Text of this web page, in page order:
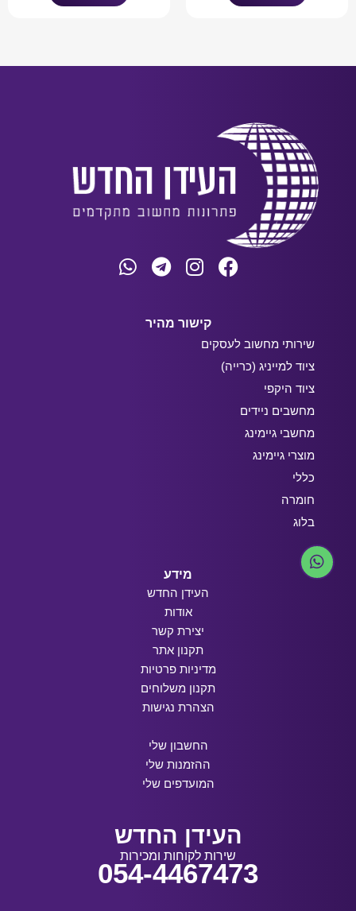
קישור מהיר
שירותי מחשוב לעסקים
ציוד למייניג (כרייה)
ציוד היקפי
מחשבים ניידים
מחשבי גיימינג
מוצרי גיימינג
כללי
חומרה
בלוג
מידע
העידן החדש
אודות
יצירת קשר
תקנון אתר
מדיניות פרטיות
תקנון משלוחים
הצהרת נגישות
החשבון שלי
ההזמנות שלי
המועדפים שלי
העידן החדש
שירות לקוחות ומכירות
054-4467473